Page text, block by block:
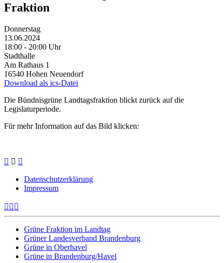
Fraktion
Donnerstag
13.06.2024
18:00 ‐ 20:00 Uhr
Stadthalle
Am Rathaus 1
16540 Hohen Neuendorf
Download als ics-Datei
Die Bündnisgrüne Landtagsfraktion blickt zurück auf die
Legislaturperiode.
Für mehr Information auf das Bild klicken:
Datenschutzerklärung
Impressum
Grüne Fraktion im Landtag
Grüner Landesverband Brandenburg
Grüne in Oberhavel
Grüne in Brandenburg/Havel